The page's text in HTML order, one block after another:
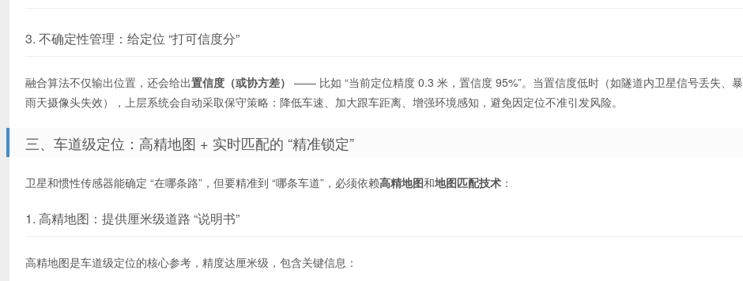
3. 不确定性管理：给定位 “打可信度分”
融合算法不仅输出位置，还会给出置信度（或协方差） —— 比如 “当前定位精度 0.3 米，置信度 95%”。当置信度低时（如隧道内卫星信号丢失、暴
雨天摄像头失效），上层系统会自动采取保守策略：降低车速、加大跟车距离、增强环境感知，避免因定位不准引发风险。
三、车道级定位：高精地图 + 实时匹配的 “精准锁定”
卫星和惯性传感器能确定 “在哪条路”，但要精准到 “哪条车道”，必须依赖高精地图和地图匹配技术 ：
1. 高精地图：提供厘米级道路 “说明书”
高精地图是车道级定位的核心参考，精度达厘米级，包含关键信息：